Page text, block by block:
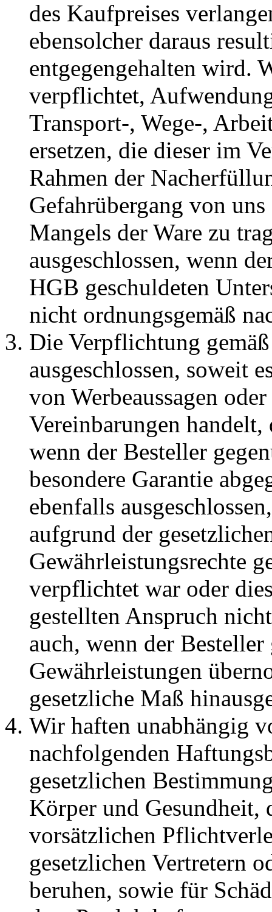
des Kaufpreises
ebensolcher daraus
entgegengehalten wird.
verpflichtet,
Transport-, Wege-,
ersetzen, die dieser im
Rahmen der
Gefahrübergang von
Mangels der Ware zu
ausgeschlossen, wenn
HGB geschuldeten
nicht ordnungsgemäß
Die Verpflichtung
ausgeschlossen, soweit
von Werbeaussagen
Vereinbarungen
wenn der Besteller
besondere Garantie
ebenfalls
aufgrund der
Gewährleistungsrechte
verpflichtet war oder
gestellten Anspruch
auch, wenn der
Gewährleistungen
gesetzliche Maß
Wir haften unabhängig
nachfolgenden
gesetzlichen
Körper und Gesundheit,
vorsätzlichen
gesetzlichen Vertretern
beruhen, sowie für